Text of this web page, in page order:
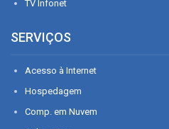
TV Infonet
SERVIÇOS
Acesso à Internet
Hospedagem
Comp. em Nuvem